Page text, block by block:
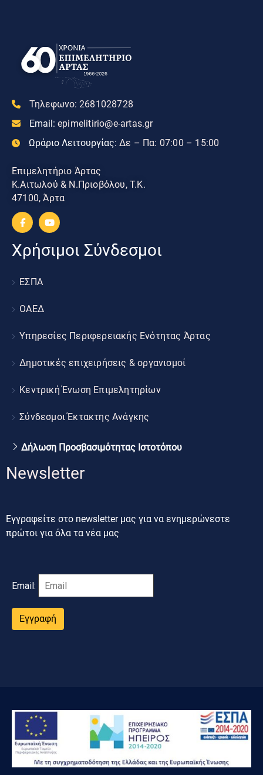
Τηλεφωνο: 2681028728
Email: epimelitirio@e-artas.gr
Ωράριο Λειτουργίας: Δε – Πα: 07:00 – 15:00
Επιμελητήριο Άρτας
Κ.Αιτωλού & Ν.Πριοβόλου, Τ.Κ.
47100, Άρτα
Χρήσιμοι Σύνδεσμοι
ΕΣΠΑ
ΟΑΕΔ
Υπηρεσίες Περιφερειακής Ενότητας Άρτας
Δημοτικές επιχειρήσεις & οργανισμοί
Κεντρική Ένωση Επιμελητηρίων
Σύνδεσμοι Έκτακτης Ανάγκης
Δήλωση Προσβασιμότητας Ιστοτόπου
Newsletter
Εγγραφείτε στο newsletter μας για να ενημερώνεστε
πρώτοι για όλα τα νέα μας
Email:
Εγγραφή